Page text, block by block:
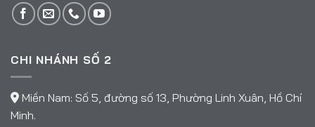
CHI NHÁNH SỐ 2
Miền Nam: Số 5, đường số 13, Phường Linh Xuân, Hồ Chí
Minh.